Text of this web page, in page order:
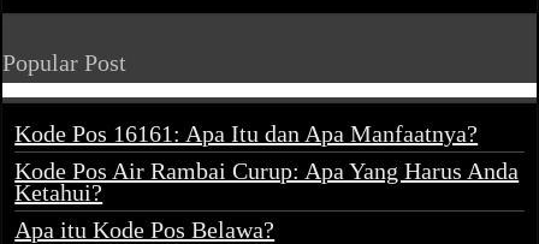
Popular Post
Kode Pos 16161: Apa Itu dan Apa Manfaatnya?
Kode Pos Air Rambai Curup: Apa Yang Harus Anda
Ketahui?
Apa itu Kode Pos Belawa?